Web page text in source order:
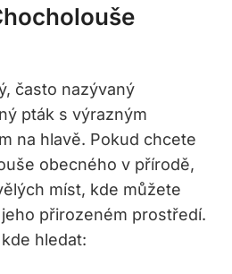
často nazývaný
pták s výrazným
na hlavě. Pokud chcete
obecného v přírodě,
míst, kde můžete
přirozeném prostředí.
hledat: